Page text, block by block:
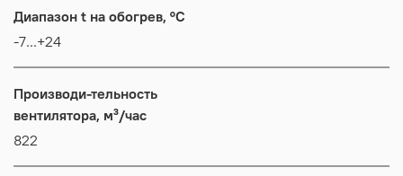
Диапазон t на обогрев, °C
-7...+24
Производи-тельность
вентилятора, м³/час
822